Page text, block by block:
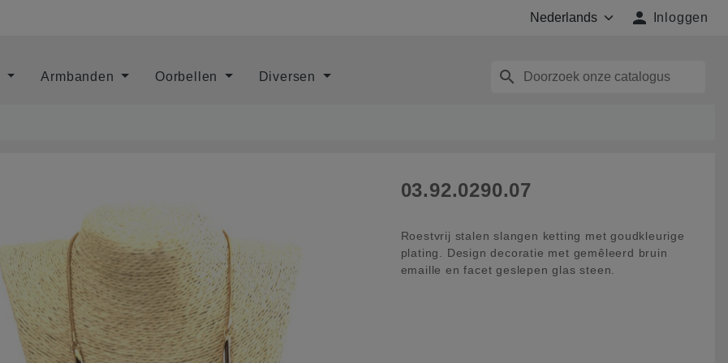
 Inloggen
Armbanden Oorbellen Diversen search
03.92.0290.07
Roestvrij stalen slangen ketting met goudkleurige
plating. Design decoratie met gemêleerd bruin
emaille en facet geslepen glas steen.